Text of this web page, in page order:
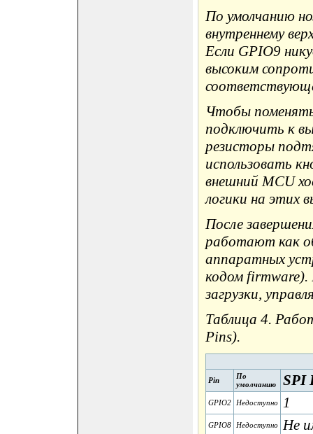
По умолчанию
внутреннему
Если GPIO9
высоким
Чтобы
подключить к
резисторы
использовать
внешний MCU
логики на этих
После
работают как
аппаратных
кодом firmware).
загрузки,
Таблица 4.
Pins).
Pin
По
умолчанию
SPI
GPIO2 Недоступно 1
GPIO8 Недоступно Не